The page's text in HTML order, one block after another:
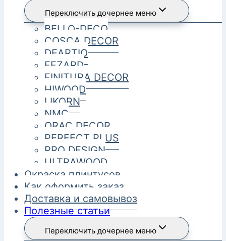
Переключить дочернее меню
BELLO-DECO
COSCA DECOR
DEARTIO
FEZARD
FINITURA DECOR
HIWOOD
LIKORN
NMC
ORAC DECOR
PERFECT PLUS
PRO DESIGN
ULTRAWOOD
Окраска плинтусов
Как оформить заказ
Доставка и самовывоз
Полезные статьи
Переключить дочернее меню